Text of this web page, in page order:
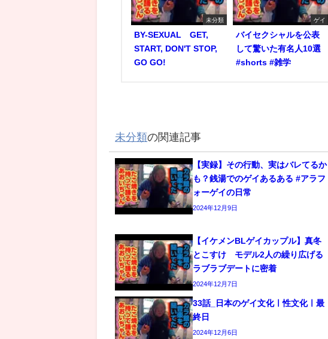
未分類
BY-SEXUAL GET,
START, DON'T STOP,
GO GO!
ゲイ
バイセクシャルを公表
して驚いた有名人10選
#shorts #雑学
未分類の関連記事
【実録】その行動、実はバレてるか
も？銭湯でのゲイあるある #アラフ
ォーゲイの日常
2024年12月9日
【イケメンBLゲイカップル】真冬
とこすけ モデル2人の繰り広げる
ラブラブデートに密着
2024年12月7日
33話_日本のゲイ文化ㅣ性文化ㅣ最
終日
2024年12月6日